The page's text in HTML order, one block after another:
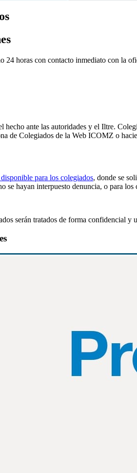
24 horas con contacto inmediato con la
hecho ante las autoridades y el Iltre.
de Colegiados de la Web ICOMZ o
para los colegiados, donde se
se hayan interpuesto denuncia, o para
serán tratados de forma confidencial